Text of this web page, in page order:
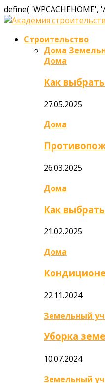
define(
Строительство
Дома
Дома
Как
27.05.2025
Дома
26.03.2025
Дома
Как
21.02.2025
Дома
22.11.2024
Земельный
Уборка
10.07.2024
Земельный